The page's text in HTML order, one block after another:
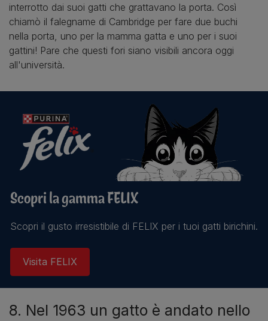
interrotto dai suoi gatti che grattavano la porta. Così
chiamò il falegname di Cambridge per fare due buchi
nella porta, uno per la mamma gatta e uno per i suoi
gattini! Pare che questi fori siano visibili ancora oggi
all'università.
Scopri la gamma FELIX
Scopri il gusto irresistibile di FELIX per i tuoi gatti birichini.
Visita FELIX
8. Nel 1963 un gatto è andato nello